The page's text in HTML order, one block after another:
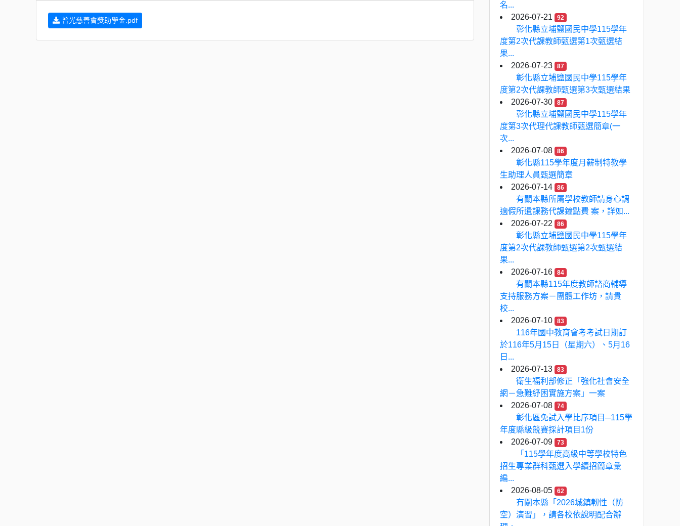
普光慈善會獎助學金.pdf
名...
2026-07-21
92
彰化縣立埔鹽國民中學115學年
度第2次代課教師甄選第1次甄選結
果...
2026-07-23
87
彰化縣立埔鹽國民中學115學年
度第2次代課教師甄選第3次甄選結果
2026-07-30
87
彰化縣立埔鹽國民中學115學年
度第3次代理代課教師甄選簡章(一
次...
2026-07-08
86
彰化縣115學年度月薪制特教學
生助理人員甄選簡章
2026-07-14
86
有關本縣所屬學校教師請身心調
適假所遺課務代課鐘點費 案，詳如...
2026-07-22
86
彰化縣立埔鹽國民中學115學年
度第2次代課教師甄選第2次甄選結
果...
2026-07-16
84
有關本縣115年度教師諮商輔導
支持服務方案－團體工作坊，請貴
校...
2026-07-10
83
116年國中教育會考考試日期訂
於116年5月15日（星期六）、5月16
日...
2026-07-13
83
衛生福利部修正「強化社會安全
網－急難紓困實施方案」一案
2026-07-08
74
彰化區免試入學比序項目─115學
年度縣級競賽採計項目1份
2026-07-09
73
「115學年度高級中等學校特色
招生專業群科甄選入學續招簡章彙
編...
2026-08-05
62
有關本縣「2026城鎮韌性（防
空）演習」，請各校依說明配合辦